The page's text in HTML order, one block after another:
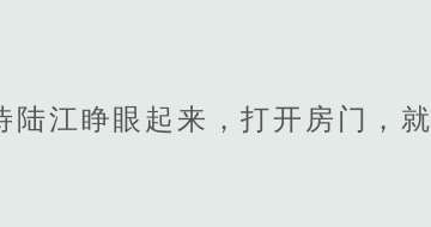
江睁眼起来，打开房门，就